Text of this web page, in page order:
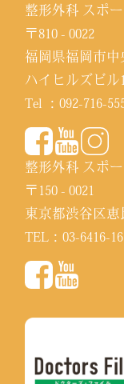
整形外科 スポ
〒810 - 0022
福岡県福岡市中
ハイヒルズビル
Tel ：092-716-
整形外科 スポ
〒150 - 0021
東京都渋谷区恵
TEL：03-6416-